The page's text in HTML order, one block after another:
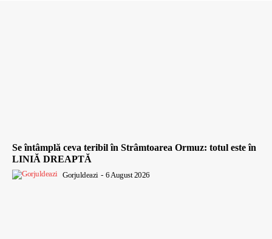
Se întâmplă ceva teribil în Strâmtoarea Ormuz: totul este în
LINIĂ DREAPTĂ
Gorjuldeazi - 6 August 2026